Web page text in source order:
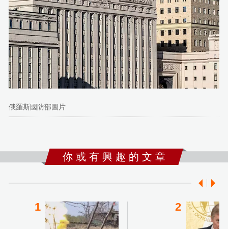
俄羅斯國防部圖片
你 或 有 興 趣 的 文 章